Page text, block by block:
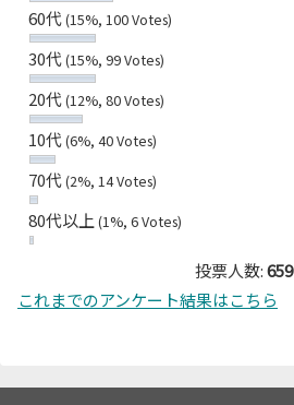
60代(15%, 100 Votes)
30代(15%, 99 Votes)
20代(12%, 80 Votes)
10代(6%, 40 Votes)
70代(2%, 14 Votes)
80代以上 (1%, 6 Votes)
投票人数:659
これまでのアンケート結果はこちら